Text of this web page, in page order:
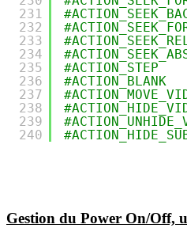
231
232
233
234
235
236
237
238
239
240
#ACTION_STEP
#ACTION_BLANK
Gestion du Power On/Off,